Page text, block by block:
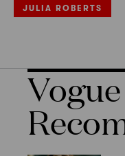
JULIA ROBERTS
Vogue